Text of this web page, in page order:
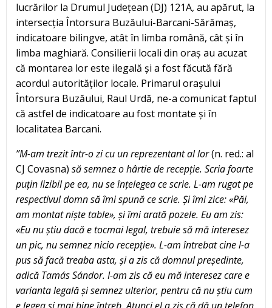
lucrărilor la Drumul Județean (DJ) 121A, au apărut, la
intersecția Întorsura Buzăului-Barcani-Sărămaș,
indicatoare bilingve, atât în limba română, cât și în
limba maghiară. Consilierii locali din oraș au acuzat
că montarea lor este ilegală și a fost făcută fără
acordul autorităților locale. Primarul orașului
Întorsura Buzăului, Raul Urdă, ne-a comunicat faptul
că astfel de indicatoare au fost montate și în
localitatea Barcani.
”M-am trezit într-o zi cu un reprezentant al lor(n. red.: al
CJ Covasna) să semnez o hârtie de recepție. Scria foarte
puțin lizibil pe ea, nu se înțelegea ce scrie. L-am rugat pe
respectivul domn să îmi spună ce scrie. Și îmi zice: «Păi,
am montat niște table», și îmi arată pozele. Eu am zis:
«Eu nu știu dacă e tocmai legal, trebuie să mă interesez
un pic, nu semnez nicio recepție». L-am întrebat cine l-a
pus să facă treaba asta, și a zis că domnul președinte,
adică Tamás Sándor. I-am zis că eu mă interesez care e
varianta legală și semnez ulterior, pentru că nu știu cum